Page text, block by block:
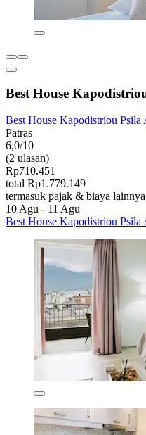
Best House
Best House Kapodistriou Psila
Patras
6,0/10
(2 ulasan)
Rp710.451
total Rp1.779.149
termasuk pajak & biaya lainnya
10 Agu - 11 Agu
Best House Kapodistriou Psila